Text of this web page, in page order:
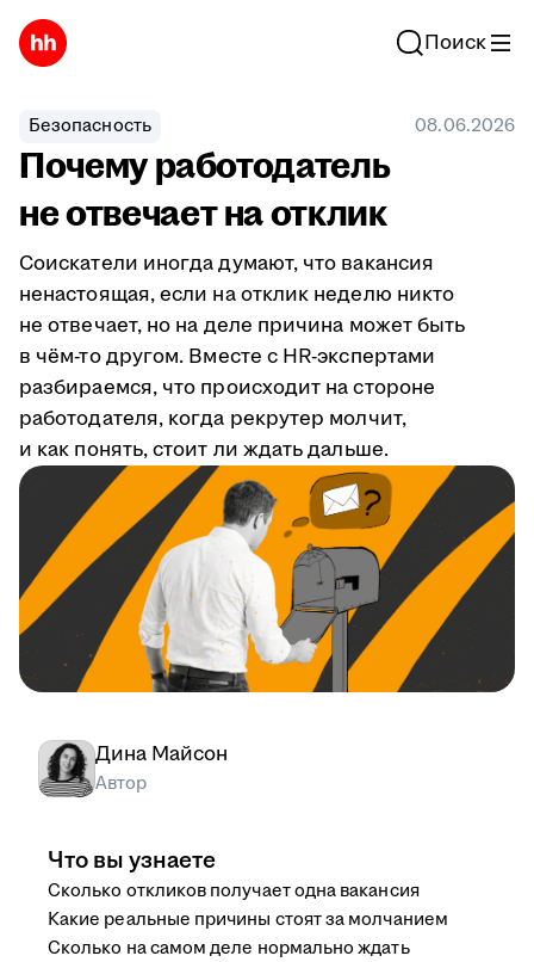
Поиск
Безопасность 08.06.2026
Почему работодатель
не отвечает на отклик
Соискатели иногда думают, что вакансия
ненастоящая, если на отклик неделю никто
не отвечает, но на деле причина может быть
в чём-то другом. Вместе с HR-экспертами
разбираемся, что происходит на стороне
работодателя, когда рекрутер молчит,
и как понять, стоит ли ждать дальше.
Дина Майсон
Автор
Что вы узнаете
Сколько откликов получает одна вакансия
Какие реальные причины стоят за молчанием
Сколько на самом деле нормально ждать